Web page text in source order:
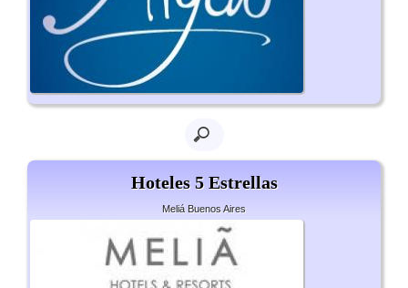
Hoteles 5 Estrellas
Meliá Buenos Aires